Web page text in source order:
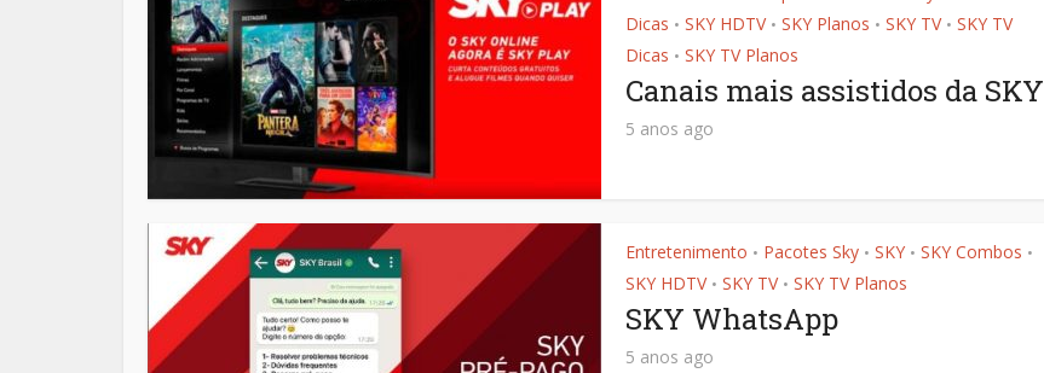
Dicas • SKY HDTV • SKY Planos • SKY TV • SKY TV
Dicas • SKY TV Planos
Canais mais assistidos da SKY
5 anos ago
Entretenimento • Pacotes Sky • SKY • SKY Combos •
SKY HDTV • SKY TV • SKY TV Planos
SKY WhatsApp
5 anos ago